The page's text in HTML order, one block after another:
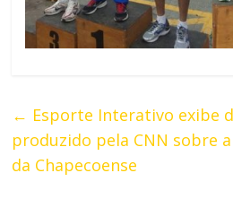
← Esporte Interativo exibe
produzido pela CNN sobre
da Chapecoense